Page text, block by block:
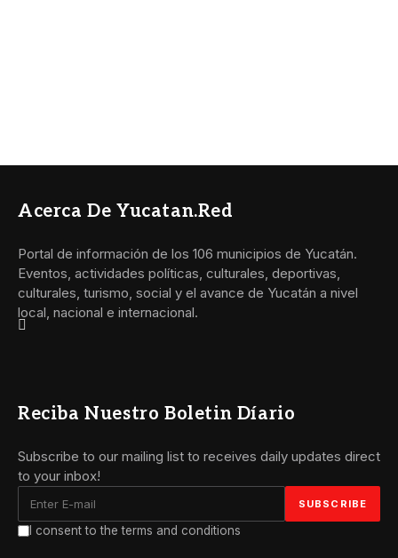
Acerca De Yucatan.red
Portal de información de los 106 municipios de Yucatán.
Eventos, actividades políticas, culturales, deportivas,
culturales, turismo, social y el avance de Yucatán a nivel
local, nacional e internacional.
Reciba Nuestro Boletin Díario
Subscribe to our mailing list to receives daily updates direct
to your inbox!
I consent to the terms and conditions